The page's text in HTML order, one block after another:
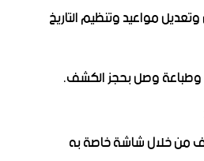
مواعيد وتنظيم التاريخ
وصل بحجز الكشف.
من خلال شاشة خاصة به